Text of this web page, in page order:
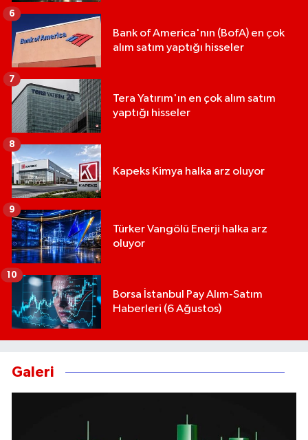
Bank of America'nın (BofA) en çok
alım satım yaptığı hisseler
6
Tera Yatırım'ın en çok alım satım
yaptığı hisseler
7
Kapeks Kimya halka arz oluyor
8
Türker Vangölü Enerji halka arz
oluyor
9
Borsa İstanbul Pay Alım-Satım
Haberleri (6 Ağustos)
10
Galeri